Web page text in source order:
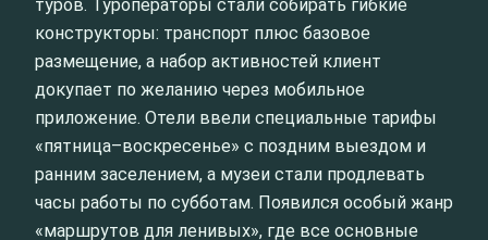
туров. Туроператоры стали собирать гибкие
конструкторы: транспорт плюс базовое
размещение, а набор активностей клиент
докупает по желанию через мобильное
приложение. Отели ввели специальные тарифы
«пятница–воскресенье» с поздним выездом и
ранним заселением, а музеи стали продлевать
часы работы по субботам. Появился особый жанр
«маршрутов для ленивых», где все основные